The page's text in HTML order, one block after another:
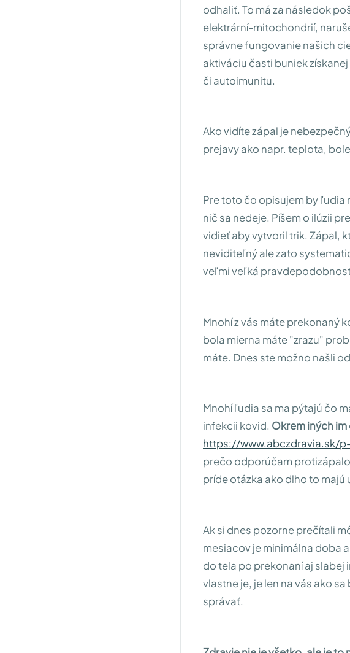
odhaliť. To má za následok
elektrární-mitochondrií,
správne fungovanie našich
aktiváciu časti buniek
či autoimunitu.
Ako vidíte zápal je
prejavy ako napr. teplota,
Pre toto čo opisujem by ľudia
nič sa nedeje. Píšem o ilúzii
vidieť aby vytvoril trik. Zápal,
neviditeľný ale zato
veľmi veľká
Mnohí z vás máte prekonaný
bola mierna máte "zrazu"
máte. Dnes ste možno našli
Mnohí ľudia sa ma pýtajú čo
infekcii kovid. Okrem iných
https://www.abczdravia.sk/
prečo odporúčam
príde otázka ako dlho to majú
Ak si dnes pozorne prečítali
mesiacov je minimálna doba
do tela po prekonaní aj
vlastne je, je len na vás ako
správať.